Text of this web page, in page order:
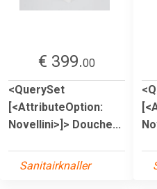
€ 399.00
<QuerySet
[<AttributeOption:
Novellini>]> Douche...
Sanitairknaller